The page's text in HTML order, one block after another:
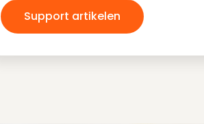
Support artikelen